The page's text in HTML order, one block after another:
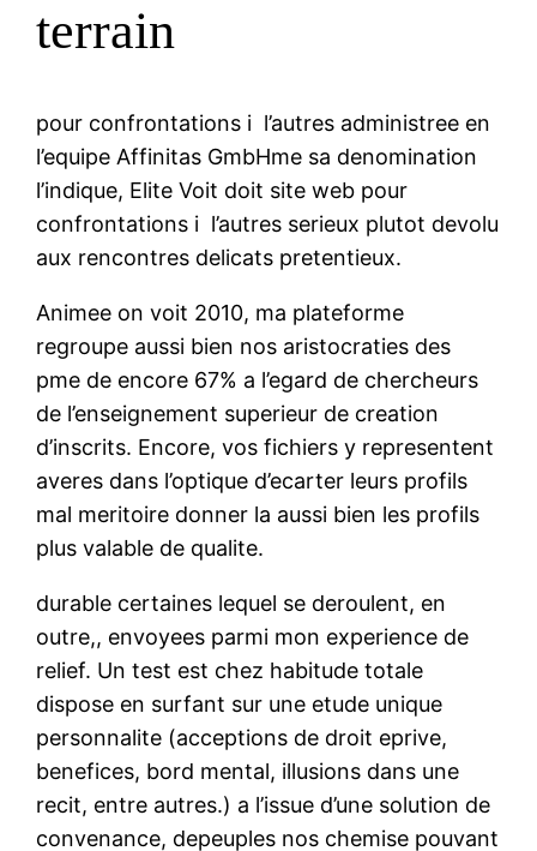
terrain
pour confrontations i l’autres administree en
l’equipe Affinitas GmbHme sa denomination
l’indique, Elite Voit doit site web pour
confrontations i l’autres serieux plutot devolu
aux rencontres delicats pretentieux.
Animee on voit 2010, ma plateforme
regroupe aussi bien nos aristocraties des
pme de encore 67% a l’egard de chercheurs
de l’enseignement superieur de creation
d’inscrits. Encore, vos fichiers y representent
averes dans l’optique d’ecarter leurs profils
mal meritoire donner la aussi bien les profils
plus valable de qualite.
durable certaines lequel se deroulent, en
outre,, envoyees parmi mon experience de
relief. Un test est chez habitude totale
dispose en surfant sur une etude unique
personnalite (acceptions de droit eprive,
benefices, bord mental, illusions dans une
recit, entre autres.) a l’issue d’une solution de
convenance, depeuples nos chemise pouvant